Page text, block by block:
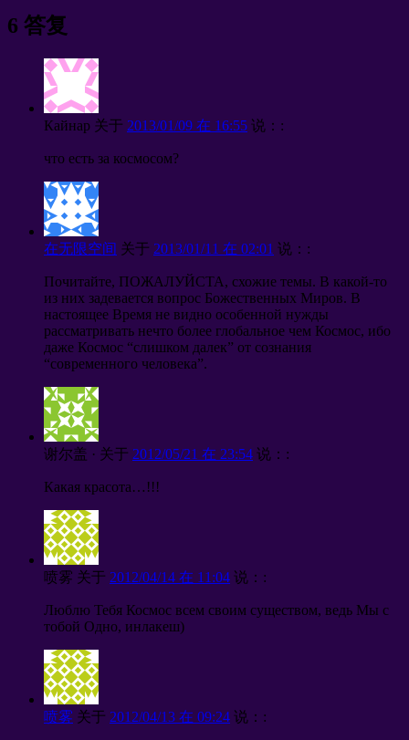
6 答复
Кайнар 关于 2013/01/09 在 16:55 说：:
что есть за космосом?
在无限空间 关于 2013/01/11 在 02:01 说：:
Почитайте, ПОЖАЛУЙСТА, схожие темы. В какой-то
из них задевается вопрос Божественных Миров. В
настоящее Время не видно особенной нужды
рассматривать нечто более глобальное чем Космос, ибо
даже Космос “слишком далек” от сознания
“современного человека”.
谢尔盖 · 关于 2012/05/21 在 23:54 说：:
Какая красота…!!!
喷雾 关于 2012/04/14 在 11:04 说：:
Люблю Тебя Космос всем своим существом, ведь Мы с
тобой Одно, инлакеш)
喷雾 关于 2012/04/13 在 09:24 说：: